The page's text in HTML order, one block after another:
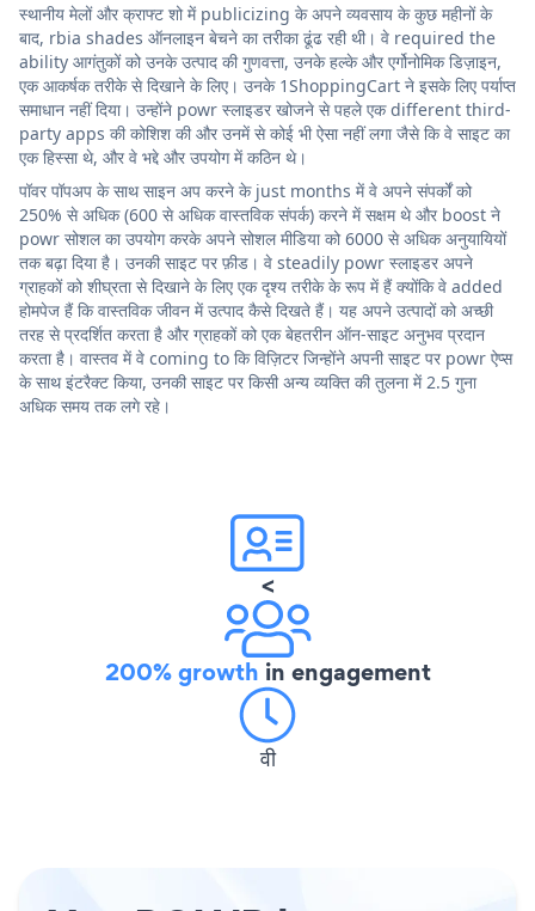
स्थानीय मेलों और क्राफ्ट शो में publicizing के अपने व्यवसाय के कुछ महीनों के
बाद, rbia shades ऑनलाइन बेचने का तरीका ढूंढ रही थी। वे required the
ability आगंतुकों को उनके उत्पाद की गुणवत्ता, उनके हल्के और एर्गोनोमिक डिज़ाइन,
एक आकर्षक तरीके से दिखाने के लिए। उनके 1ShoppingCart ने इसके लिए पर्याप्त
समाधान नहीं दिया। उन्होंने powr स्लाइडर खोजने से पहले एक different third-
party apps की कोशिश की और उनमें से कोई भी ऐसा नहीं लगा जैसे कि वे साइट का
एक हिस्सा थे, और वे भद्दे और उपयोग में कठिन थे।
पॉवर पॉपअप के साथ साइन अप करने के just months में वे अपने संपर्कों को
250% से अधिक (600 से अधिक वास्तविक संपर्क) करने में सक्षम थे और boost ने
powr सोशल का उपयोग करके अपने सोशल मीडिया को 6000 से अधिक अनुयायियों
तक बढ़ा दिया है। उनकी साइट पर फ़ीड। वे steadily powr स्लाइडर अपने
ग्राहकों को शीघ्रता से दिखाने के लिए एक दृश्य तरीके के रूप में हैं क्योंकि वे added
होमपेज हैं कि वास्तविक जीवन में उत्पाद कैसे दिखते हैं। यह अपने उत्पादों को अच्छी
तरह से प्रदर्शित करता है और ग्राहकों को एक बेहतरीन ऑन-साइट अनुभव प्रदान
करता है। वास्तव में वे coming to कि विज़िटर जिन्होंने अपनी साइट पर powr ऐप्स
के साथ इंटरैक्ट किया, उनकी साइट पर किसी अन्य व्यक्ति की तुलना में 2.5 गुना
अधिक समय तक लगे रहे।
<
200% growth in engagement
वी